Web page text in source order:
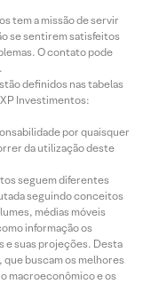
tem a missão de servir
se sentirem satisfeitos
O contato pode
definidos nas tabelas
Investimentos:
por quaisquer
da utilização deste
seguem diferentes
seguindo conceitos
médias móveis
informação os
e suas projeções. Desta
que buscam os melhores
macroeconômico e os